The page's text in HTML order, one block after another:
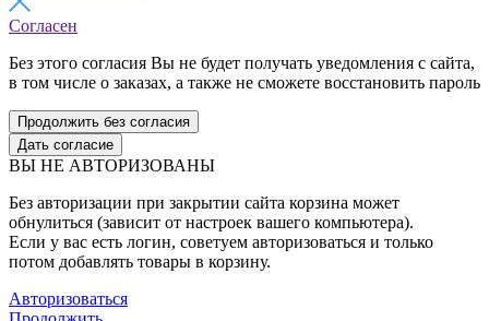
Согласен
Без этого согласия Вы не будет получать уведомления с сайта,
в том числе о заказах, а также не сможете восстановить пароль
Продолжить без согласия
Дать согласие
ВЫ НЕ АВТОРИЗОВАНЫ
Без авторизации при закрытии сайта корзина может
обнулиться (зависит от настроек вашего компьютера).
Если у вас есть логин, советуем авторизоваться и только
потом добавлять товары в корзину.
Авторизоваться